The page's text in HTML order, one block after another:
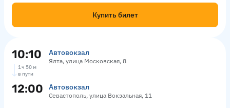
Купить билет
10:10 Автовокзал
Ялта, улица Московская, 8
1 ч 50 м
в пути
12:00 Автовокзал
Севастополь, улица Вокзальная, 11